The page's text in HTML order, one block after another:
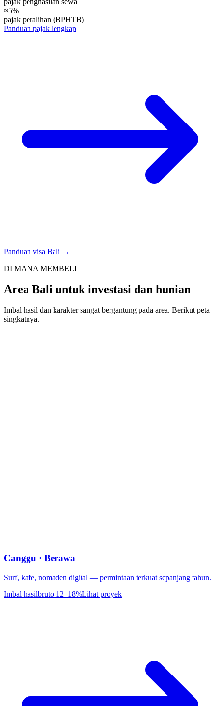
≈5%
pajak peralihan (BPHTB)
Panduan pajak lengkap
Panduan visa Bali →
DI MANA MEMBELI
Area Bali untuk investasi dan hunian
Imbal hasil dan karakter sangat bergantung pada area. Berikut peta
singkatnya.
Canggu · Berawa
Surf, kafe, nomaden digital — permintaan terkuat sepanjang tahun.
Imbal hasilbruto 12–18%Lihat proyek